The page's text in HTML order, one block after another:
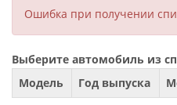
Ошибка при получении
Выберите автомобиль из
Модель
Год выпуска